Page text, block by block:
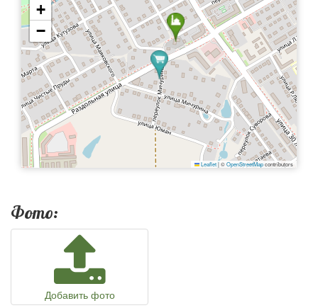
+
−
Leaflet|©OpenStreetMapcontributors
Фото:
Добавить фото